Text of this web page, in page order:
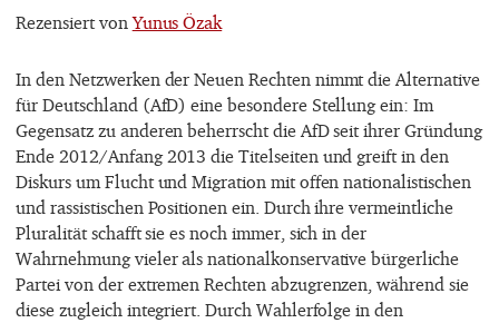
Rezensiert vonYunus Özak
In den Netzwerken der Neuen Rechten nimmt die Alternative
für Deutschland (AfD) eine besondere Stellung ein: Im
Gegensatz zu anderen beherrscht die AfD seit ihrer Gründung
Ende 2012/Anfang 2013 die Titelseiten und greift in den
Diskurs um Flucht und Migration mit offen nationalistischen
und rassistischen Positionen ein. Durch ihre vermeintliche
Pluralität schafft sie es noch immer, sich in der
Wahrnehmung vieler als nationalkonservative bürgerliche
Partei von der extremen Rechten abzugrenzen, während sie
diese zugleich integriert. Durch Wahlerfolge in den